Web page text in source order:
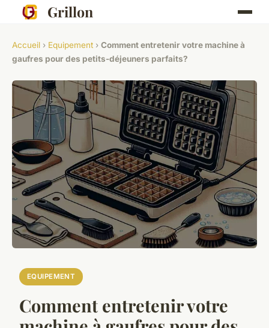
Grillon
Accueil › Equipement › Comment entretenir votre machine à
gaufres pour des petits-déjeuners parfaits?
EQUIPEMENT
Comment entretenir votre